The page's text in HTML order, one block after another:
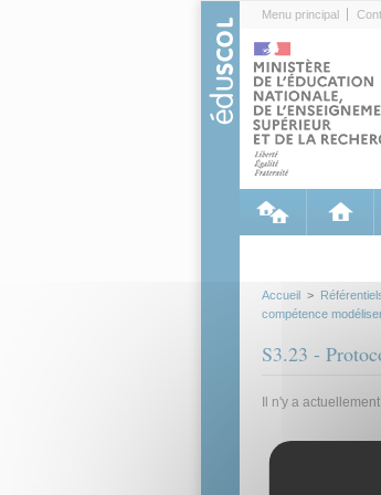
Menu principal
Accueil >
compétence
S3.23 -
Il n'y a